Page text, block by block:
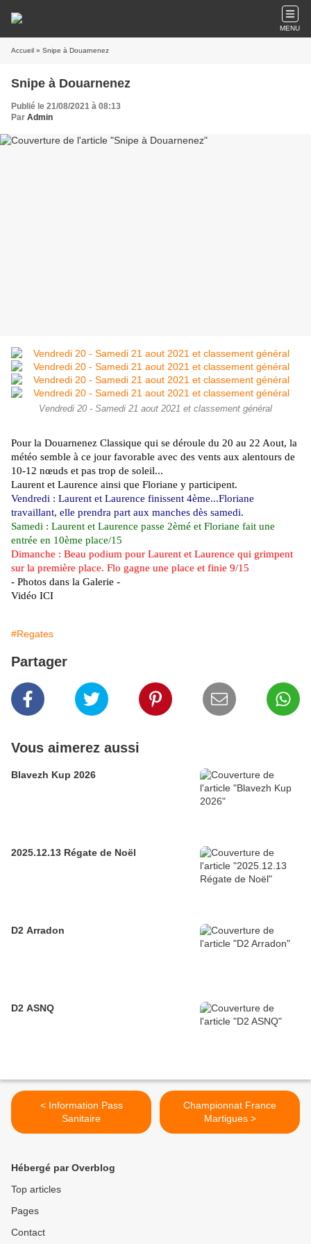
MENU
Accueil » Snipe à Douarnenez
Snipe à Douarnenez
Publié le 21/08/2021 à 08:13
Par Admin
Vendredi 20 - Samedi 21 aout 2021 et classement général
Pour la Douarnenez Classique qui se déroule du 20 au 22 Aout, la
météo semble à ce jour favorable avec des vents aux alentours de
10-12 nœuds et pas trop de soleil...
Laurent et Laurence ainsi que Floriane y participent.
Vendredi : Laurent et Laurence finissent 4ème...Floriane
travaillant, elle prendra part aux manches dès samedi.
Samedi : Laurent et Laurence passe 2èmé et Floriane fait une
entrée en 10ème place/15
Dimanche : Beau podium pour Laurent et Laurence qui grimpent
sur la première place. Flo gagne une place et finie 9/15
- Photos dans la Galerie -
Vidéo ICI
#Regates
Partager
Vous aimerez aussi
Blavezh Kup 2026
2025.12.13 Régate de Noël
D2 Arradon
D2 ASNQ
< Information Pass
Sanitaire
Championnat France
Martigues >
Hébergé par Overblog
Top articles
Pages
Contact